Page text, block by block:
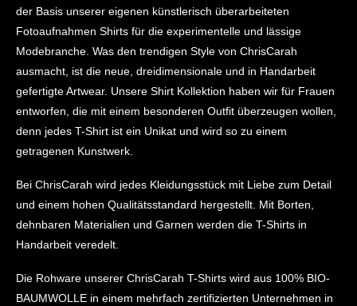
der Basis unserer eigenen künstlerisch überarbeiteten
Fotoaufnahmen Shirts für die experimentelle und lässige
Modebranche. Was den trendigen Style von ChrisCarah
ausmacht, ist die neue, dreidimensionale und in Handarbeit
gefertigte Artwear. Unsere Shirt Kollektion haben wir für Frauen
entworfen, die mit einem besonderen Outfit überzeugen wollen,
denn jedes T-Shirt ist ein Unikat und wird so zu einem
getragenen Kunstwerk.
Bei ChrisCarah wird jedes Kleidungsstück mit Liebe zum Detail
und einem hohen Qualitätsstandard hergestellt. Mit Borten,
dehnbaren Materialien und Garnen werden die T-Shirts in
Handarbeit veredelt.
Die Rohware unserer ChrisCarah T-Shirts wird aus 100% BIO-
BAUMWOLLE in einem mehrfach zertifizierten Unternehmen in